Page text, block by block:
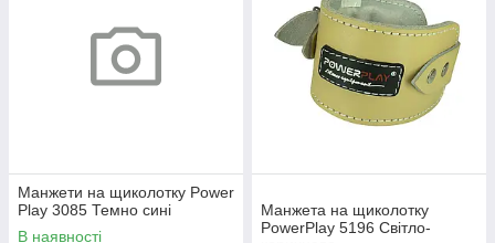
Манжети на щиколотку Power
Play 3085 Темно сині
В наявності
Манжета на щиколотку
PowerPlay 5196 Світло-